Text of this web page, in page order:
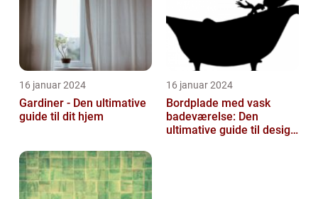
16 januar 2024
Gardiner - Den ultimative
guide til dit hjem
16 januar 2024
Bordplade med vask
badeværelse: Den
ultimative guide til design